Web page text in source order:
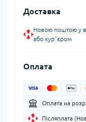
Доставка
Новою поштою у
або курʼєром
Оплата
Оплата на
Післяплата